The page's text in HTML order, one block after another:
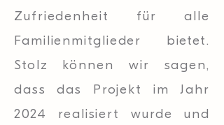
Zufriedenheit für alle
Familienmitglieder bietet.
Stolz können wir sagen,
dass das Projekt im Jahr
2024 realisiert wurde und